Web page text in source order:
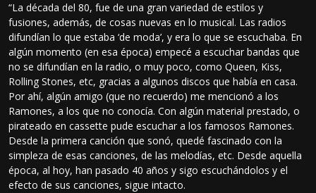
“La década del 80, fue de una gran variedad de estilos y
fusiones, además, de cosas nuevas en lo musical. Las radios
difundían lo que estaba ‘de moda’, y era lo que se escuchaba. En
algún momento (en esa época) empecé a escuchar bandas que
no se difundían en la radio, o muy poco, como Queen, Kiss,
Rolling Stones, etc, gracias a algunos discos que había en casa.
Por ahí, algún amigo (que no recuerdo) me mencionó a los
Ramones, a los que no conocía. Con algún material prestado, o
pirateado en cassette pude escuchar a los famosos Ramones.
Desde la primera canción que sonó, quedé fascinado con la
simpleza de esas canciones, de las melodías, etc. Desde aquella
época, al hoy, han pasado 40 años y sigo escuchándolos y el
efecto de sus canciones, sigue intacto.